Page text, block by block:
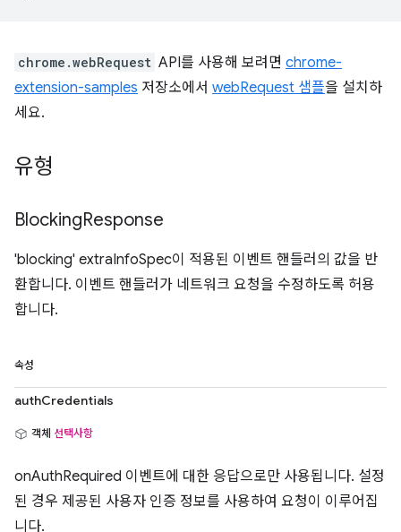
chrome.webRequest API를 사용해 보려면 chrome-
extension-samples 저장소에서 webRequest 샘플을 설치하
세요.
유형
BlockingResponse
'blocking' extraInfoSpec이 적용된 이벤트 핸들러의 값을 반
환합니다. 이벤트 핸들러가 네트워크 요청을 수정하도록 허용
합니다.
속성
authCredentials
객체 선택사항
onAuthRequired 이벤트에 대한 응답으로만 사용됩니다. 설정
된 경우 제공된 사용자 인증 정보를 사용하여 요청이 이루어집
니다.